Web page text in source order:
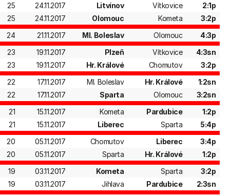
25
24.11.2017 Litvínov Vítkovice
2:1p
25
24.11.2017 Olomouc Kometa
3:2p
24
21.11.2017 Ml. Boleslav Olomouc
4:3p
23
19.11.2017 Plzeň Vítkovice
4:3sn
23
19.11.2017 Hr. Králové Chomutov
3:2p
22
17.11.2017 Ml. Boleslav Hr. Králové
1:2sn
22
17.11.2017 Sparta Olomouc
3:2sn
21
15.11.2017 Kometa Pardubice
1:2p
21
15.11.2017 Liberec Sparta
5:4p
20
05.11.2017 Chomutov Liberec
3:4p
20
05.11.2017 Sparta Hr. Králové
1:2p
19
03.11.2017 Kometa Sparta
3:2p
19
03.11.2017 Jihlava Pardubice
2:3sn